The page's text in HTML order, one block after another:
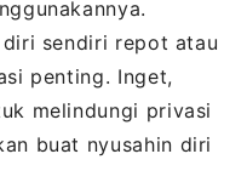
sendiri repot atau
penting. Inget,
melindungi privasi
buat nyusahin diri